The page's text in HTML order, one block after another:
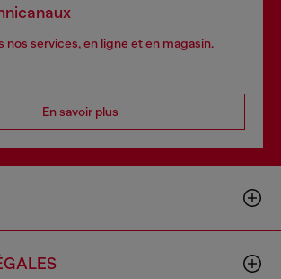
nos services, en ligne et en magasin.
En savoir plus